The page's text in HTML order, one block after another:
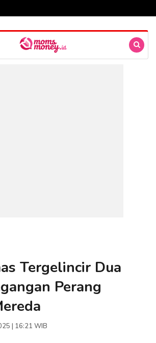
Tergelincir Dua
Perang
| 16:21 WIB